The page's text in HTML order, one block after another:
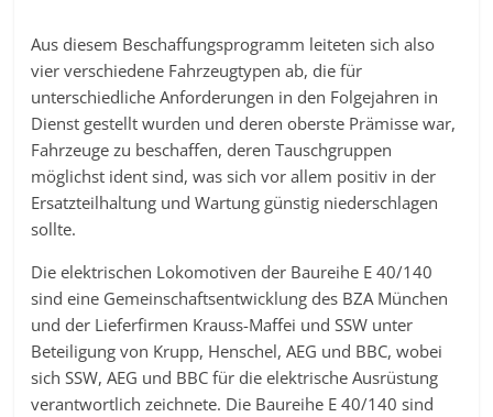
Aus diesem Beschaffungsprogramm leiteten sich also
vier verschiedene Fahrzeugtypen ab, die für
unterschiedliche Anforderungen in den Folgejahren in
Dienst gestellt wurden und deren oberste Prämisse war,
Fahrzeuge zu beschaffen, deren Tauschgruppen
möglichst ident sind, was sich vor allem positiv in der
Ersatzteilhaltung und Wartung günstig niederschlagen
sollte.
Die elektrischen Lokomotiven der Baureihe E 40/140
sind eine Gemeinschaftsentwicklung des BZA München
und der Lieferfirmen Krauss-Maffei und SSW unter
Beteiligung von Krupp, Henschel, AEG und BBC, wobei
sich SSW, AEG und BBC für die elektrische Ausrüstung
verantwortlich zeichnete. Die Baureihe E 40/140 sind